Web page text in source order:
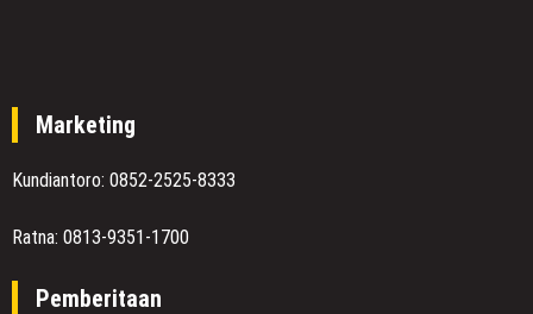
Marketing
Kundiantoro: 0852-2525-8333
Ratna: 0813-9351-1700
Pemberitaan